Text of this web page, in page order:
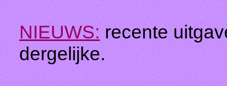
NIEUWS: recente
dergelijke.